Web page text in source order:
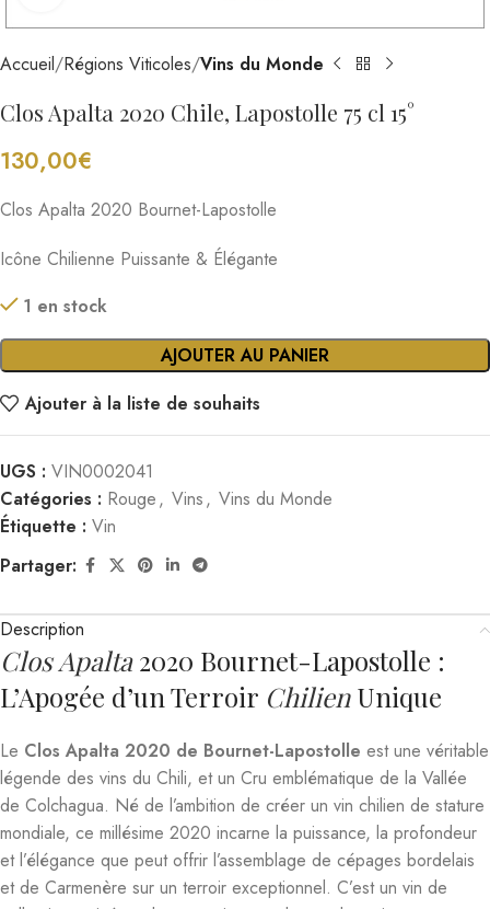
Accueil Régions Viticoles Vins du Monde
Clos Apalta 2020 Chile, Lapostolle 75 cl 15°
130,00€
Clos Apalta 2020 Bournet-Lapostolle
Icône Chilienne Puissante & Élégante
1 en stock
AJOUTER AU PANIER
Ajouter à la liste de souhaits
UGS : VIN0002041
Catégories : Rouge, Vins, Vins du Monde
Étiquette : Vin
Partager:
Description
Clos Apalta2020 Bournet-Lapostolle :
L’Apogée d’un Terroir ChilienUnique
Le Clos Apalta 2020 de Bournet-Lapostolle est une véritable
légende des vins du Chili, et un Cru emblématique de la Vallée
de Colchagua. Né de l’ambition de créer un vin chilien de stature
mondiale, ce millésime 2020 incarne la puissance, la profondeur
et l’élégance que peut offrir l’assemblage de cépages bordelais
et de Carmenère sur un terroir exceptionnel. C’est un vin de